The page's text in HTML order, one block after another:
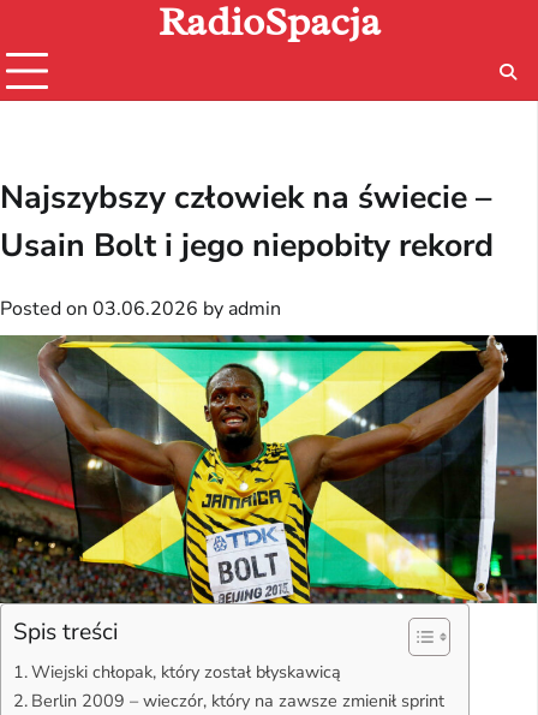
content
RadioSpacja
Najszybszy człowiek na świecie –
Usain Bolt i jego niepobity rekord
Posted on 03.06.2026 by admin
Spis treści
Wiejski chłopak, który został błyskawicą
Berlin 2009 – wieczór, który na zawsze zmienił sprint